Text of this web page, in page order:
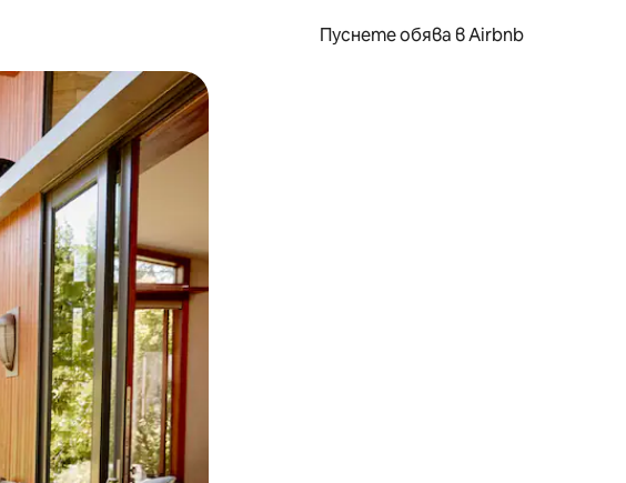
Пуснете обява в Airbnb
с докосване или плъзгане.